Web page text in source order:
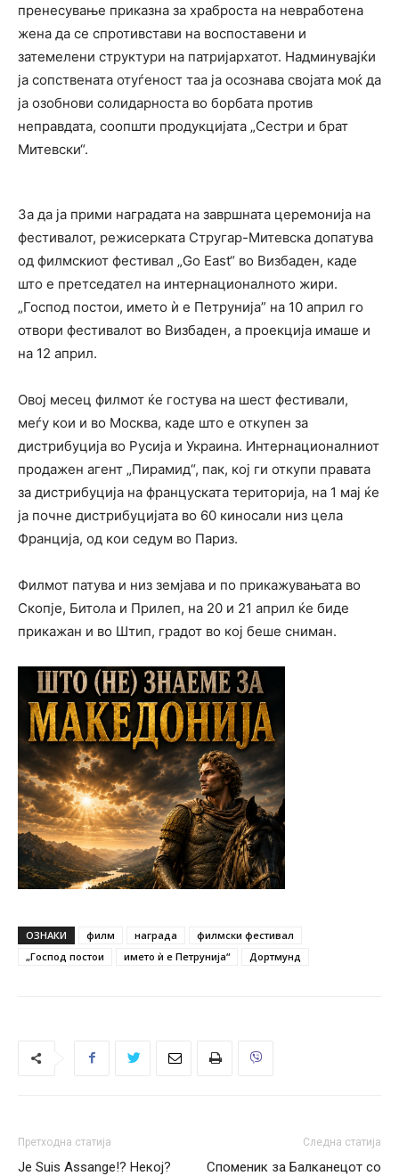
пренесување приказна за храброста на невработена
жена да се спротивстави на воспоставени и
затемелени структури на патријархатот. Надминувајќи
ја сопствената отуѓеност таа ја осознава својата моќ да
ја озобнови солидарноста во борбата против
неправдата, соопшти продукцијата „Сестри и брат
Митевски“.
За да ја прими наградата на завршната церемонија на
фестивалот, режисерката Стругар-Митевска допатува
од филмскиот фестивал „Go East“ во Визбаден, каде
што е претседател на интернационалното жири.
„Господ постои, името ѝ е Петрунија” на 10 април го
отвори фестивалот во Визбаден, а проекција имаше и
на 12 април.
Овој месец филмот ќе гостува на шест фестивали,
меѓу кои и во Москва, каде што е откупен за
дистрибуција во Русија и Украина. Интернационалниот
продажен агент „Пирамид“, пак, кој ги откупи правата
за дистрибуција на француската територија, на 1 мај ќе
ја почне дистрибуцијата во 60 киносали низ цела
Франција, од кои седум во Париз.
Филмот патува и низ земјава и по прикажувањата во
Скопје, Битола и Прилеп, на 20 и 21 април ќе биде
прикажан и во Штип, градот во кој беше сниман.
ОЗНАКИ филм награда
филмски фестивал
„Господ постои
името ѝ е Петрунија“ Дортмунд
Претходна статија
Je Suis Assange!? Некој?
Следна статија
Споменик за Балканецот со